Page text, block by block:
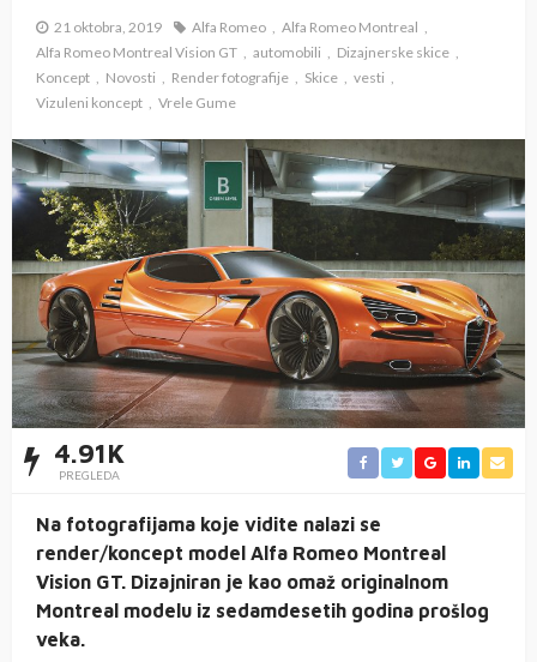
21 oktobra, 2019 Alfa Romeo
Alfa Romeo Montreal
Alfa Romeo Montreal Vision GT
automobili
Dizajnerske skice
Koncept
Novosti Render fotografije Skice
vesti
Vizuleni koncept
Vrele Gume
4.91K
PREGLEDA
Na fotografijama koje vidite nalazi se
render/koncept model Alfa Romeo Montreal
Vision GT. Dizajniran je kao omaž originalnom
Montreal modelu iz sedamdesetih godina prošlog
veka.